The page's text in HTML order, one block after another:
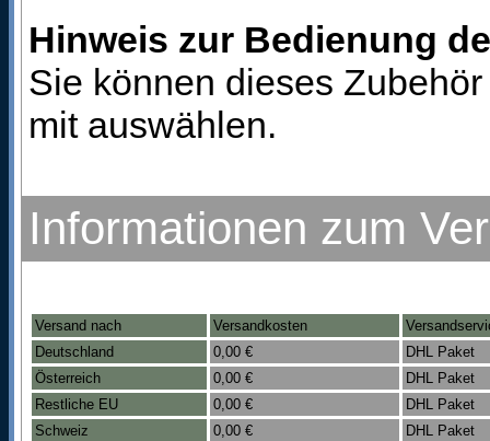
Hinweis zur Bedienung
Sie können dieses
mit auswählen.
Informationen zum
Versand nach Versandkosten
Deutschland
0,00 €
DHL Paket
Österreich
0,00 €
DHL Paket
Restliche EU
0,00 €
DHL Paket
Schweiz
0,00 € DHL Paket